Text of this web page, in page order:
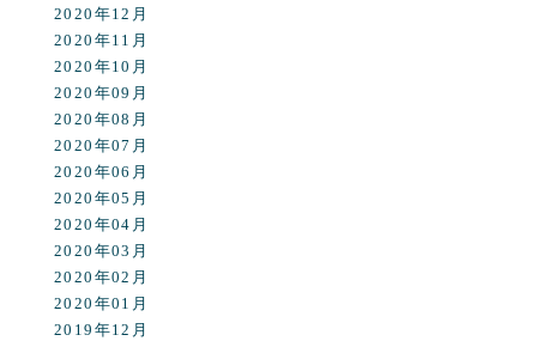
2020年12月
2020年11月
2020年10月
2020年09月
2020年08月
2020年07月
2020年06月
2020年05月
2020年04月
2020年03月
2020年02月
2020年01月
2019年12月